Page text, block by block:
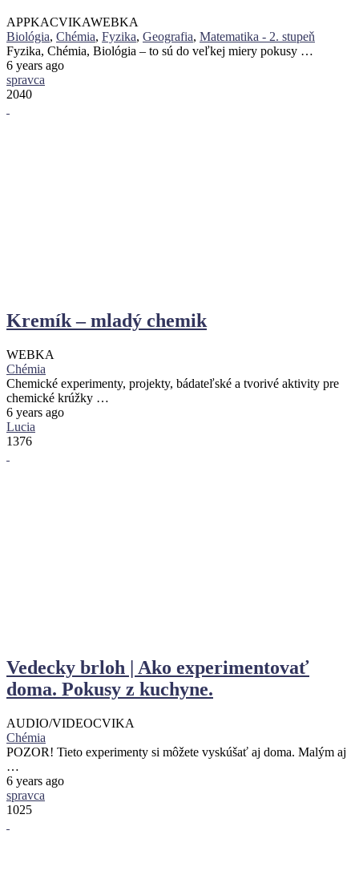
APPKACVIKAWEBKA
Biológia, Chémia, Fyzika, Geografia, Matematika - 2. stupeň
Fyzika, Chémia, Biológia – to sú do veľkej miery pokusy …
6 years ago
spravca
2040
Kremík – mladý chemik
WEBKA
Chémia
Chemické experimenty, projekty, bádateľské a tvorivé aktivity pre
chemické krúžky …
6 years ago
Lucia
1376
Vedecky brloh | Ako experimentovať
doma. Pokusy z kuchyne.
AUDIO/VIDEOCVIKA
Chémia
POZOR! Tieto experimenty si môžete vyskúšať aj doma. Malým aj
…
6 years ago
spravca
1025